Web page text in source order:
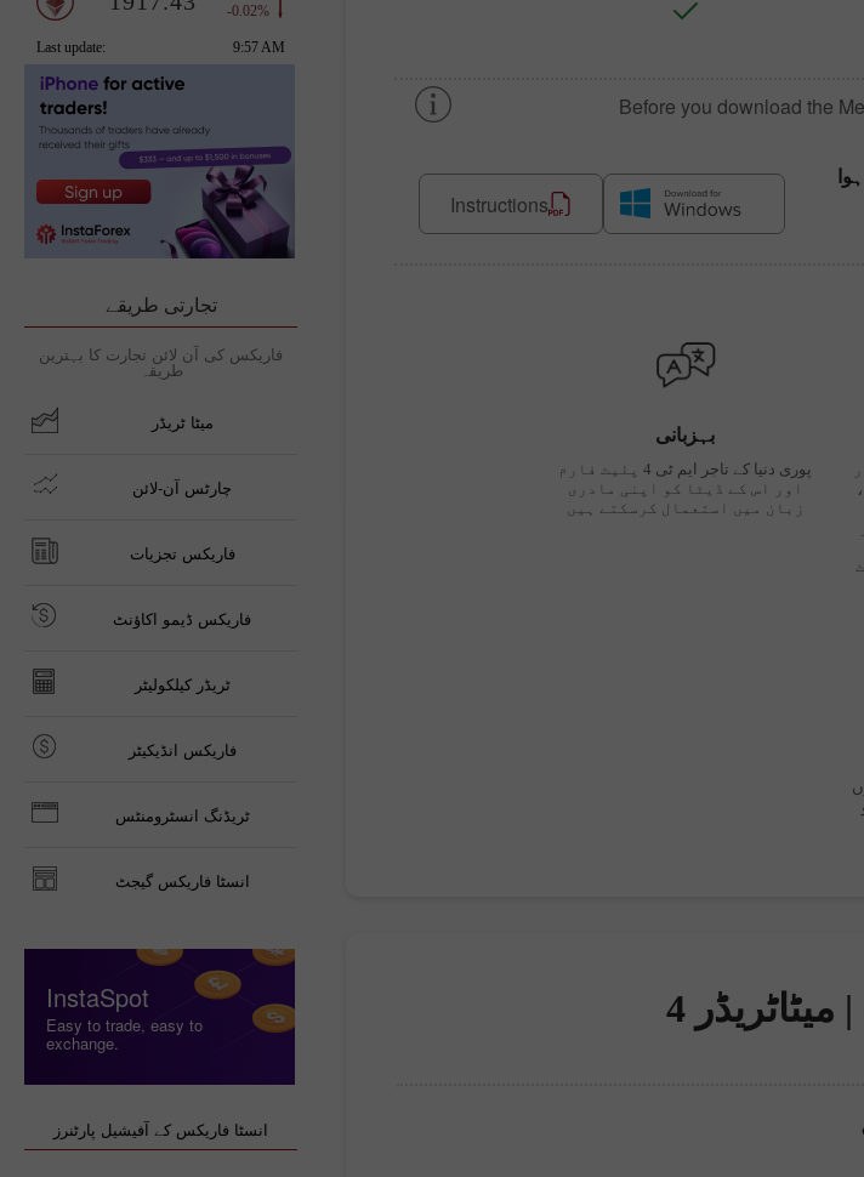
Before you download the
Instructions
بہزبانی
پوری دنیا کے تاجر ایم ٹی 4 پلیٹ فارم
اور اس کے ڈیٹا کو اپنی مادری
زبان میں استعمال کرسکتے ہیں
4
تجارتی طریقے
فاریکس کی آن لائن تجارت کا بہترین
طریقہ
میٹا ٹریڈر
چارٹس آن-لائن
فاریکس تجزیات
فاریکس ڈیمو اکاؤنٹ
ٹریڈر کیلکولیٹر
فاریکس انڈیکیٹر
ٹریڈنگ انسٹرومنٹس
انسٹا فاریکس گیجٹ
InstaSpot
Easy to trade, easy to
exchange.
انسٹا فاریکس کے آفیشیل پارٹنرز